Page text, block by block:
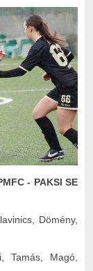
- PAKSI SE
Dömény,
Tamás, Magó,